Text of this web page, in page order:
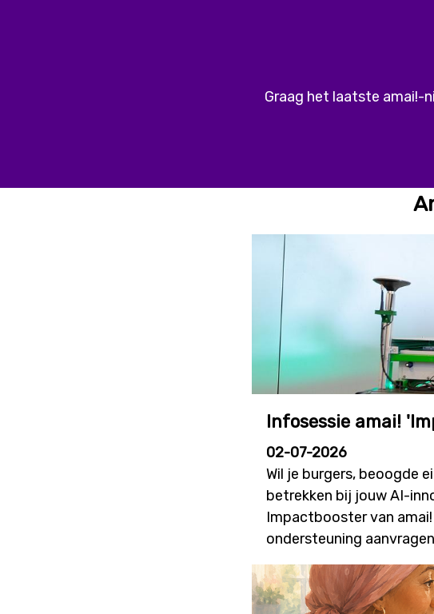
Graag het laatste amai!-
Infosessie amai!
02-07-2026
Wil je burgers, beoogde
betrekken bij jouw AI-
Impactbooster van
ondersteuning
bijdragen aan meer
nieuwe oproep zal
worden, maar ook